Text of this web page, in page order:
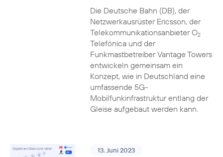
Die Deutsche Bahn (DB), der
Netzwerkausrüster Ericsson, der
Telekommunikationsanbieter O2
Telefónica und der
Funkmastbetreiber Vantage Towers
entwickeln gemeinsam ein
Konzept, wie in Deutschland eine
umfassende 5G-
Mobilfunkinfrastruktur entlang der
Gleise aufgebaut werden kann.
13. Juni 2023